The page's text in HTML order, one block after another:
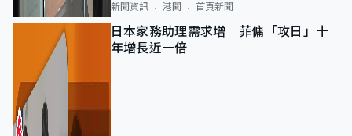
新聞資訊 港聞 首頁新聞
日本家務助理需求增 菲傭「攻日」十
年增長近一倍